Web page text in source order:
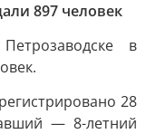
897 человек
в
28
— 8-летний